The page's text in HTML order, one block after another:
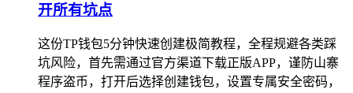
开所有坑点
这份TP钱包5分钟快速创建极简教程，全程规避各类踩
坑风险，首先需通过官方渠道下载正版APP，谨防山寨
程序盗币，打开后选择创建钱包，设置专属安全密码，